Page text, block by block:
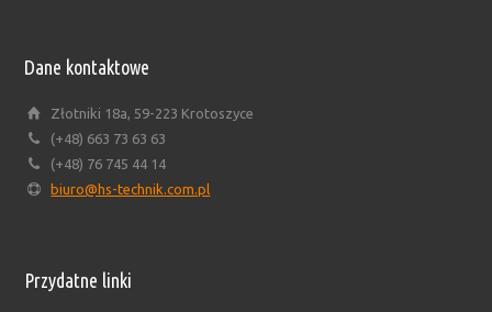
Dane kontaktowe
Złotniki 18a, 59-223 Krotoszyce
(+48) 663 73 63 63
(+48) 76 745 44 14
biuro@hs-technik.com.pl
Przydatne linki